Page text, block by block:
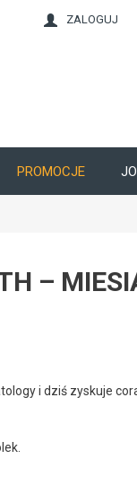
ZALOGUJ
PROMOCJE
–
i dziś zyskuje